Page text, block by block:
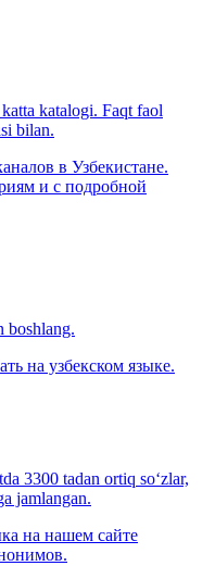
katalogi. Faqt faol
bilan.
в Узбекистане.
и с подробной
boshlang.
на узбекском языке.
3300 tadan ortiq so‘zlar,
jamlangan.
на нашем сайте